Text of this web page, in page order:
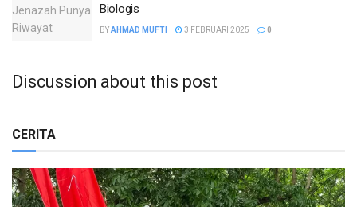
Biologis
BYAHMAD MUFTI 3 FEBRUARI 2025 0
Discussion about this post
CERITA